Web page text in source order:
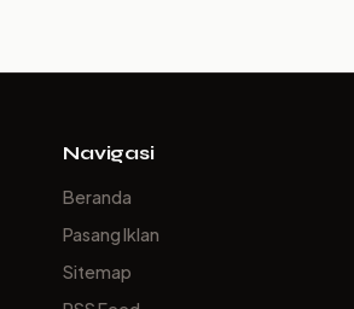
Navigasi
Beranda
Pasang Iklan
Sitemap